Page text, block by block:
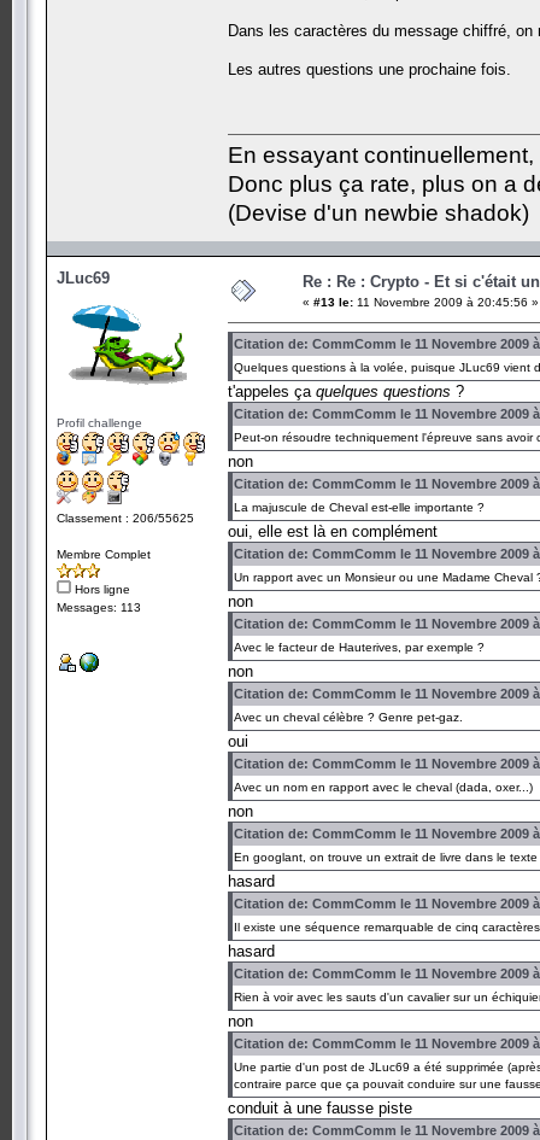
Dans les caractères du message chiffré,
Les autres questions une prochaine fois.
En essayant
Donc plus ça rate, plus on a
(Devise d'un newbie shadok)
JLuc69
Profil challenge
Classement : 206/55625
Membre Complet
Hors ligne
Messages: 113
Re : Re : Crypto - Et si c'était
« #13 le: 11 Novembre 2009 à 20:45:56 »
Citation de: CommComm le 11 Novembre 2009
Quelques questions à la volée, puisque JLuc69 vient
t'appeles ça quelques questions ?
Citation de: CommComm le 11 Novembre 2009
Peut-on résoudre techniquement l'épreuve sans avoir
non
Citation de: CommComm le 11 Novembre 2009
La majuscule de Cheval est-elle importante ?
oui, elle est là en complément
Citation de: CommComm le 11 Novembre 2009
Un rapport avec un Monsieur ou une Madame Cheval
non
Citation de: CommComm le 11 Novembre 2009
Avec le facteur de Hauterives, par exemple ?
non
Citation de: CommComm le 11 Novembre 2009
Avec un cheval célèbre ? Genre pet-gaz.
oui
Citation de: CommComm le 11 Novembre 2009
Avec un nom en rapport avec le cheval (dada, oxer...)
non
Citation de: CommComm le 11 Novembre 2009
En googlant, on trouve un extrait de livre dans le
hasard
Citation de: CommComm le 11 Novembre 2009
Il existe une séquence remarquable de cinq
hasard
Citation de: CommComm le 11 Novembre 2009
Rien à voir avec les sauts d'un cavalier sur un
non
Citation de: CommComm le 11 Novembre 2009
Une partie d'un post de JLuc69 a été supprimée
contraire parce que ça pouvait conduire sur une
conduit à une fausse piste
Citation de: CommComm le 11 Novembre 2009